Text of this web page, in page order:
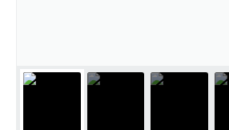
Plano Estratégico